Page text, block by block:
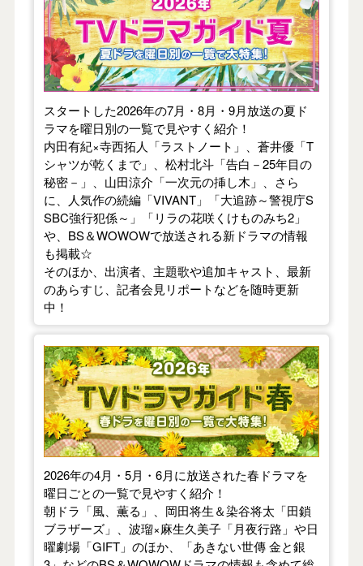
スタートした2026年の7月・8月・9月放送の夏ド
ラマを曜日別の一覧で見やすく紹介！
内田有紀×寺西拓人「ラストノート」、蒼井優「T
シャツが乾くまで」、松村北斗「告白－25年目の
秘密－」、山田涼介「一次元の挿し木」、さら
に、人気作の続編「VIVANT」「大追跡～警視庁S
SBC強行犯係～」「リラの花咲くけものみち2」
や、BS＆WOWOWで放送される新ドラマの情報
も掲載☆
そのほか、出演者、主題歌や追加キャスト、最新
のあらすじ、記者会見リポートなどを随時更新
中！
【2026年春】TVドラマガイド
2026年の4月・5月・6月に放送された春ドラマを
曜日ごとの一覧で見やすく紹介！
朝ドラ「風、薫る」、岡田将生＆染谷将太「田鎖
ブラザーズ」、波瑠×麻生久美子「月夜行路」や日
曜劇場「GIFT」のほか、「あきない世傳 金と銀